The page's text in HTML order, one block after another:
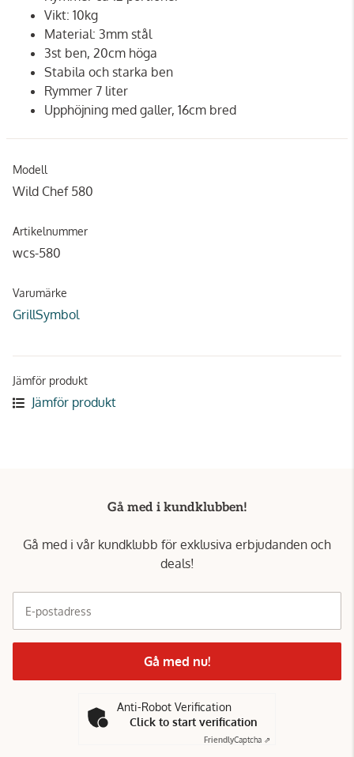
Vikt: 10kg
Material: 3mm stål
3st ben, 20cm höga
Stabila och starka ben
Rymmer 7 liter
Upphöjning med galler, 16cm bred
Modell
Wild Chef 580
Artikelnummer
wcs-580
Varumärke
GrillSymbol
Jämför produkt
Jämför produkt
Gå med i kundklubben!
Gå med i vår kundklubb för exklusiva erbjudanden och
deals!
E-postadress
Gå med nu!
Anti-Robot Verification
Click to start verification
FriendlyCaptcha ⇗